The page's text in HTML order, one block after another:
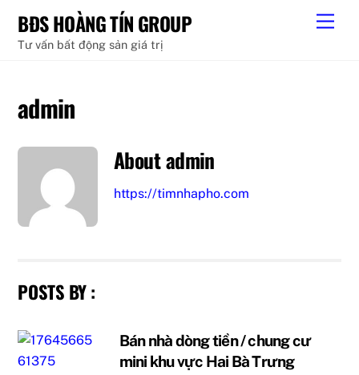
content
BĐS HOÀNG TÍN GROUP
Tư vấn bất động sản giá trị
admin
Aboutadmin
https://timnhapho.com
POSTS BY :
Bán nhà dòng tiền / chung cư
mini khu vực Hai Bà Trưng